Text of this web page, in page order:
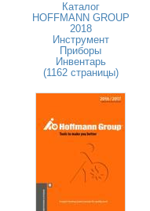
Каталог
HOFFMANN GROUP
2018
Инструмент
Приборы
Инвентарь
(1162 страницы)